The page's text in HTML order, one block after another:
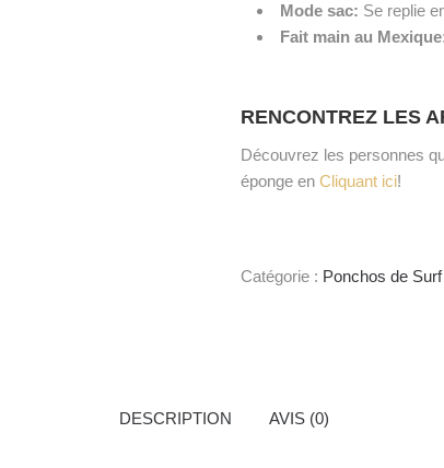
Mode sac: Se replie
Fait main au
RENCONTREZ LES
Découvrez les personnes
éponge en Cliquant ici!
Catégorie : Ponchos de Surf
DESCRIPTION AVIS (0)